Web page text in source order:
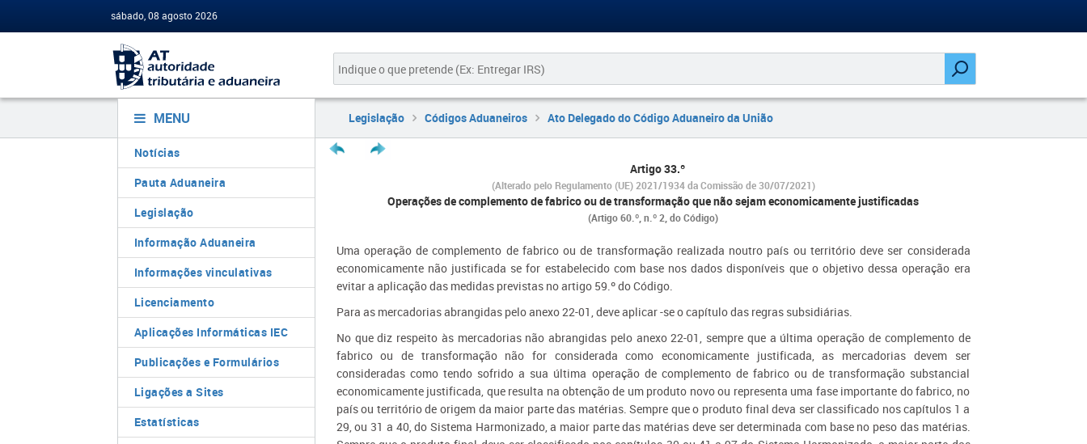
sábado, 08 agosto 2026
MENU
Notícias
Pauta Aduaneira
Legislação
Informação Aduaneira
Informações vinculativas
Licenciamento
Aplicações Informáticas IEC
Publicações e Formulários
Ligações a Sites
Estatísticas
Legislação Códigos Aduaneiros Ato Delegado do Código Aduaneiro da União
Artigo 33.º
(Alterado pelo Regulamento (UE) 2021/1934 da Comissão de 30/07/2021)​
Operações de complemento de fabrico ou de transformação que não sejam economicamente justificadas
(Artigo 60.º, n.º 2, do Código)
Uma operação de complemento de fabrico ou de transformação realizada noutro país ou território deve ser considerada
economicamente não justificada se for estabelecido com base nos dados disponíveis que o objetivo dessa operação era
evitar a aplicação das medidas previstas no artigo 59.º do Código.
Para as mercadorias abrangidas pelo anexo 22-01, deve aplicar -se o capítulo das regras subsidiárias.
No que diz respeito às mercadorias não abrangidas pelo anexo 22-01, sempre que a última operação de complemento de
fabrico ou de transformação não for considerada como economicamente justificada, as mercadorias devem ser
consideradas como tendo sofrido a sua última operação de complemento de fabrico ou de transformação substancial
economicamente justificada, que resulta na obtenção de um produto novo ou representa uma fase importante do fabrico, no
país ou território de origem da maior parte das matérias. Sempre que o produto final deva ser classificado nos capítulos 1 a
29, ou 31 a 40, do Sistema Harmonizado, a maior parte das matérias deve ser determinada com base no peso das matérias.